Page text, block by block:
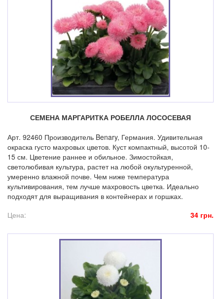
СЕМЕНА МАРГАРИТКА РОБЕЛЛА ЛОСОСЕВАЯ
Арт. 92460 Производитель Benary, Германия. Удивительная
окраска густо махровых цветов. Куст компактный, высотой 10-
15 см. Цветение раннее и обильное. Зимостойкая,
светолюбивая культура, растет на любой окультуренной,
умеренно влажной почве. Чем ниже температура
культивирования, тем лучше махровость цветка. Идеально
подходят для выращивания в контейнерах и горшках.
Цена:
34 грн.